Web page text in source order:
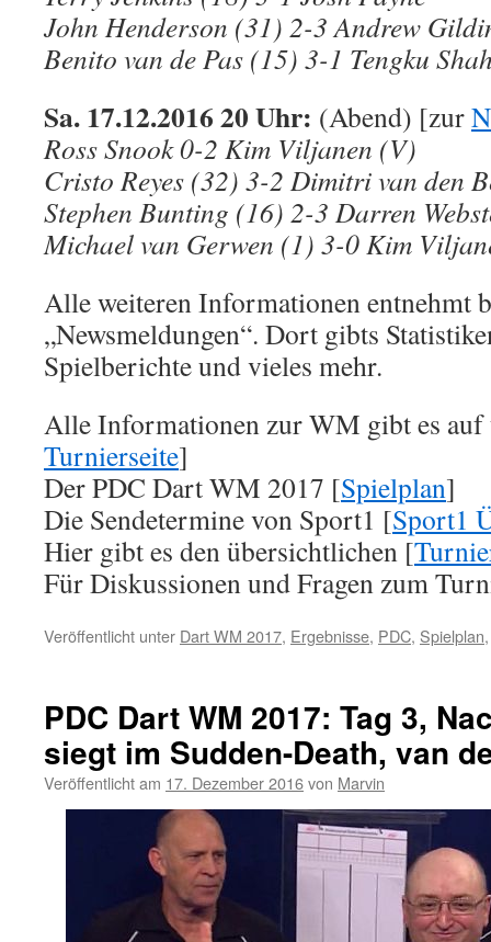
John Henderson (31) 2-3 Andrew
Benito van de Pas (15) 3-1 Tengku
Sa. 17.12.2016 20 Uhr: (Abend) [zur
Ross Snook 0-2 Kim Viljanen (V)
Cristo Reyes (32) 3-2 Dimitri van den
Stephen Bunting (16) 2-3 Darren
Michael van Gerwen (1) 3-0 Kim
Alle weiteren Informationen entnehmt
„Newsmeldungen“. Dort gibts
Spielberichte und vieles mehr.
Alle Informationen zur WM gibt es auf
Turnierseite]
Der PDC Dart WM 2017 [Spielplan]
Die Sendetermine von Sport1 [Sport1
Hier gibt es den übersichtlichen [
Für Diskussionen und Fragen zum
Veröffentlicht unter Dart WM 2017, Ergebnisse, PDC, Spielplan
PDC Dart WM 2017: Tag 3,
siegt im Sudden-Death, van
Veröffentlicht am 17. Dezember 2016von Marvin